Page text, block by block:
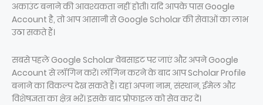
अकाउंट बनाने की आवश्यकता नहीं होती। यदि आपके पास Google
Account है, तो आप आसानी से Google Scholar की सेवाओं का लाभ
उठा सकते हैं।
सबसे पहले Google Scholar वेबसाइट पर जाएं और अपने Google
Account से लॉगिन करें। लॉगिन करने के बाद आप Scholar Profile
बनाने का विकल्प देख सकते हैं। यहां अपना नाम, संस्थान, ईमेल और
विशेषज्ञता का क्षेत्र भरें। इसके बाद प्रोफाइल को सेव कर दें।